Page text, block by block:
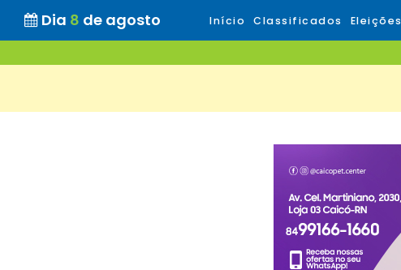
Dia 8 de agosto Início Classificados Eleições